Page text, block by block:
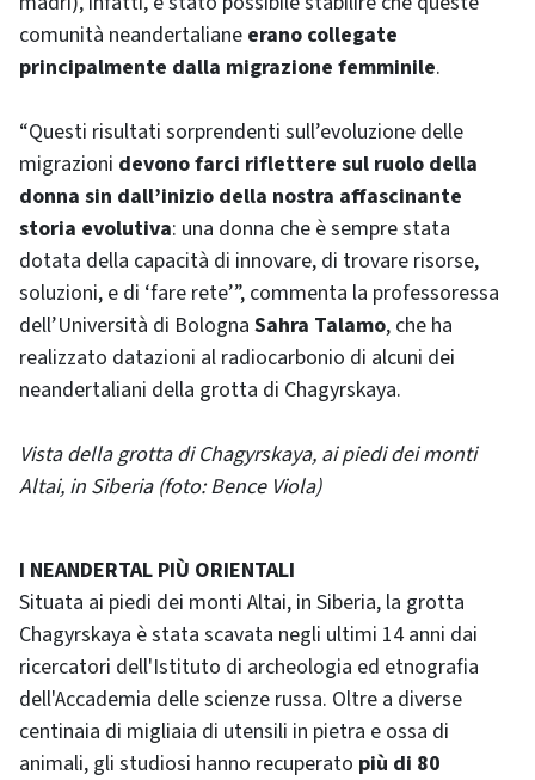
comunità neandertaliane erano collegate
principalmente dalla migrazione femminile.
“Questi risultati sorprendenti sull’evoluzione delle
migrazioni devono farci riflettere sul ruolo della
donna sin dall’inizio della nostra affascinante
storia evolutiva: una donna che è sempre stata
dotata della capacità di innovare, di trovare risorse,
soluzioni, e di ‘fare rete’”, commenta la professoressa
dell’Università di Bologna Sahra Talamo, che ha
realizzato datazioni al radiocarbonio di alcuni dei
neandertaliani della grotta di Chagyrskaya.
Vista della grotta di Chagyrskaya, ai piedi dei monti
Altai, in Siberia (foto: Bence Viola)
I NEANDERTAL PIÙ ORIENTALI
Situata ai piedi dei monti Altai, in Siberia, la grotta
Chagyrskaya è stata scavata negli ultimi 14 anni dai
ricercatori dell'Istituto di archeologia ed etnografia
dell'Accademia delle scienze russa. Oltre a diverse
centinaia di migliaia di utensili in pietra e ossa di
animali, gli studiosi hanno recuperato più di 80